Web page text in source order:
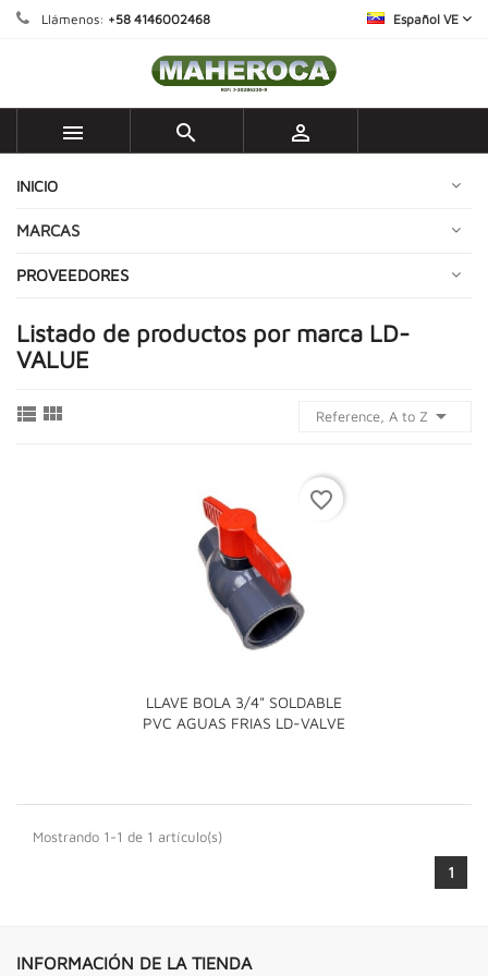
Llámenos: +58 4146002468 Español VE
  
INICIO
MARCAS
PROVEEDORES
Listado de productos por marca LD-
VALUE
  Reference, A to Z 
LLAVE BOLA 3/4" SOLDABLE
PVC AGUAS FRIAS LD-VALVE
favorite_border
Mostrando 1-1 de 1 artículo(s)
1
INFORMACIÓN DE LA TIENDA